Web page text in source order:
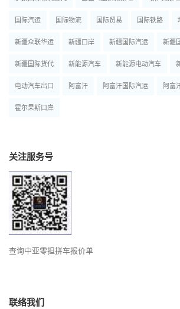
国际汽运 国际物流 国际贸易 国际铁路
新疆众联华运 新疆口岸 新疆国际汽运 新疆
新疆国际货代 新能源汽车 新能源电动汽车
电动汽车出口 阿富汗 阿富汗国际汽运 阿富
霍尔果斯口岸
关注服务号
查询中亚零担拼车报价单
联络我们